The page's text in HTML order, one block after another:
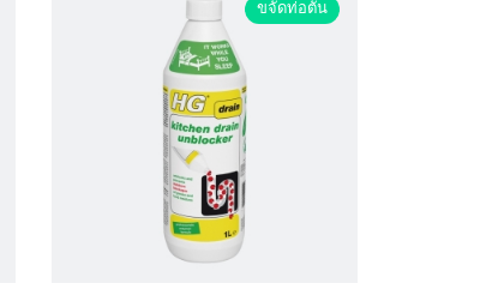
ขจัดท่อตัน